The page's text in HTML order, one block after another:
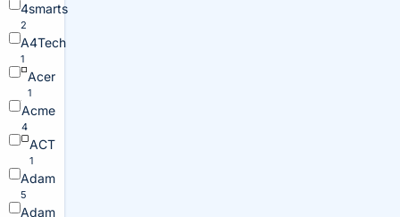
4smarts
2
A4Tech
1
Acer
1
Acme
4
ACT
1
Adam
5
Adam